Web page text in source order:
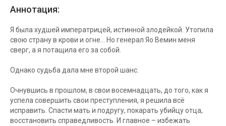
Аннотация:
Я была худшей императрицей, истинной злодейкой. Утопила
свою страну в крови и огне... Но генерал Яо Вемин меня
сверг, а я потащила его за собой.
Однако судьба дала мне второй шанс.
Очнувшись в прошлом, в свои восемнадцать, до того, как я
успела совершить свои преступления, я решила всё
исправить. Спасти мать и подругу, покарать убийцу отца,
восстановить справедливость. И главное – избежать